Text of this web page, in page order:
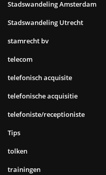
Stadswandeling Amsterdam
Stadswandeling Utrecht
stamrecht bv
telecom
telefonisch acquisite
telefonische acquisitie
telefoniste/receptioniste
Tips
tolken
trainingen